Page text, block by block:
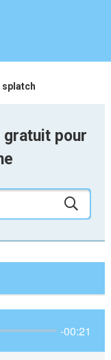
gratuit pour
-00:21